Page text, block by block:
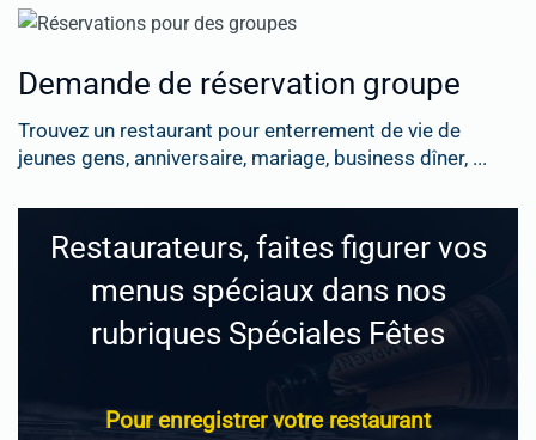
Demande de réservation groupe
Trouvez un restaurant pour enterrement de vie de
jeunes gens, anniversaire, mariage, business dîner, ...
Restaurateurs, faites figurer vos
menus spéciaux dans nos
rubriques Spéciales Fêtes
Pour enregistrer votre restaurant